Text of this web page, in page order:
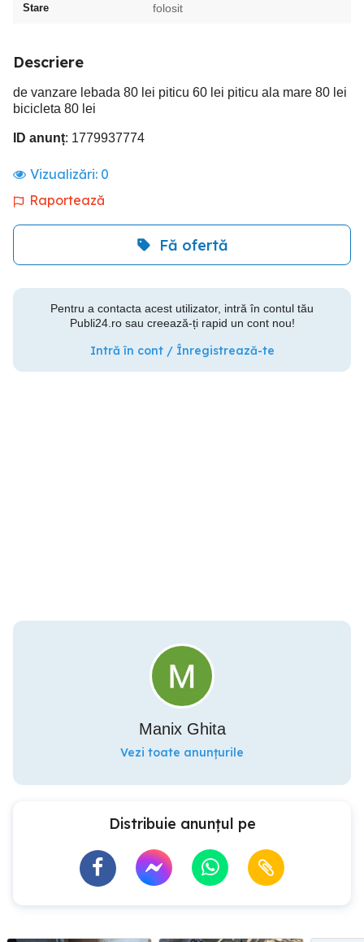
Stare folosit
Descriere
de vanzare lebada 80 lei piticu 60 lei piticu ala mare 80 lei
bicicleta 80 lei
ID anunț: 1779937774
Vizualizări: 0
Raportează
Fă ofertă
Pentru a contacta acest utilizator, intră în contul tău
Publi24.ro sau creează-ți rapid un cont nou!
Intră în cont / Înregistrează-te
Manix Ghita
Vezi toate anunțurile
Distribuie anunțul pe